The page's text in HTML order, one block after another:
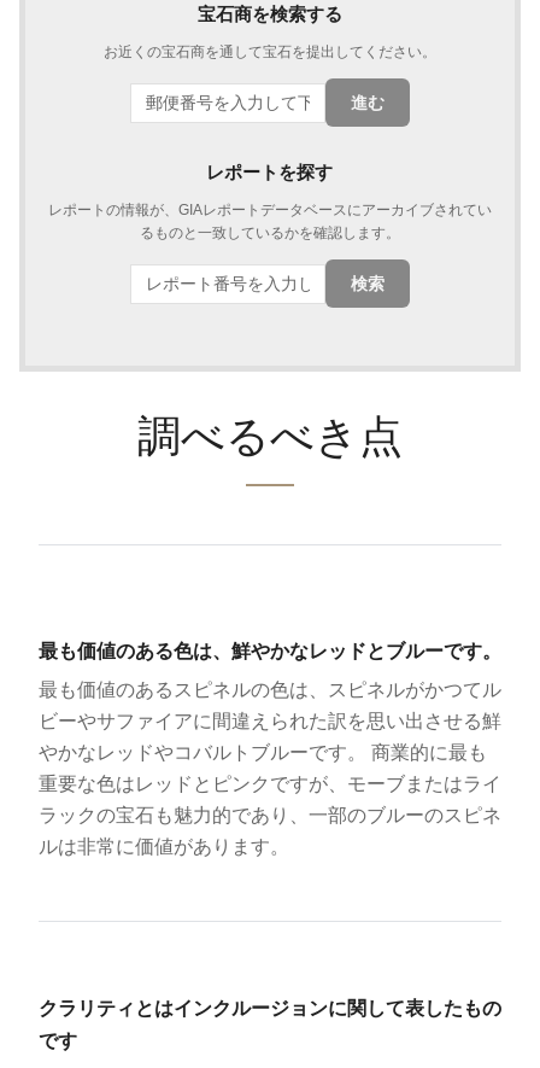
宝石商を検索する
お近くの宝石商を通して宝石を提出してください。
進む
レポートを探す
レポートの情報が、GIAレポートデータベースにアーカイブされてい
るものと一致しているかを確認します。
検索
調べるべき点
最も価値のある色は、鮮やかなレッドとブルーです。
最も価値のあるスピネルの色は、スピネルがかつてル
ビーやサファイアに間違えられた訳を思い出させる鮮
やかなレッドやコバルトブルーです。 商業的に最も
重要な色はレッドとピンクですが、モーブまたはライ
ラックの宝石も魅力的であり、一部のブルーのスピネ
ルは非常に価値があります。
クラリティとはインクルージョンに関して表したもの
です